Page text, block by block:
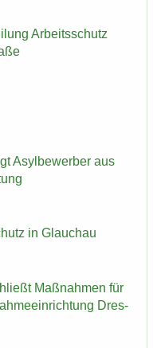
Ar­beits­schutz
Asyl­be­wer­ber aus
in Glauch­au
Maß­nah­men für
Dres­